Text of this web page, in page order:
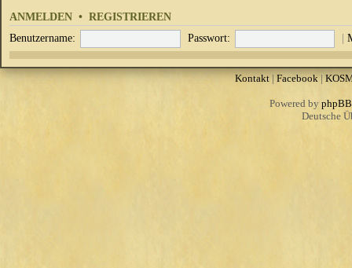
ANMELDEN • REGISTRIEREN
Benutzername: Passwort: |
Kontakt| Facebook|
Powered by phpBB
Deutsche